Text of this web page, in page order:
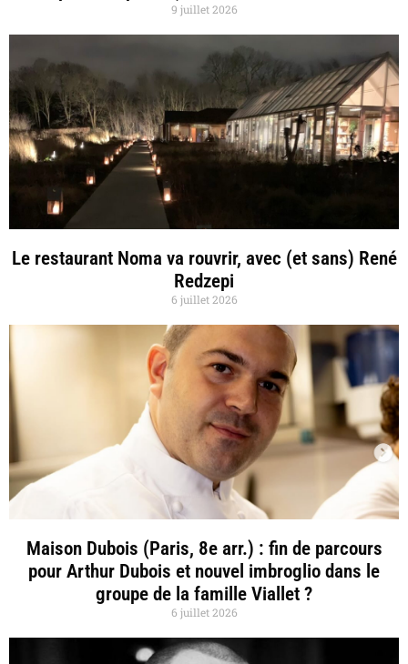
9 juillet 2026
Le restaurant Noma va rouvrir, avec (et sans) René
Redzepi
6 juillet 2026
Maison Dubois (Paris, 8e arr.) : fin de parcours
pour Arthur Dubois et nouvel imbroglio dans le
groupe de la famille Viallet ?
6 juillet 2026